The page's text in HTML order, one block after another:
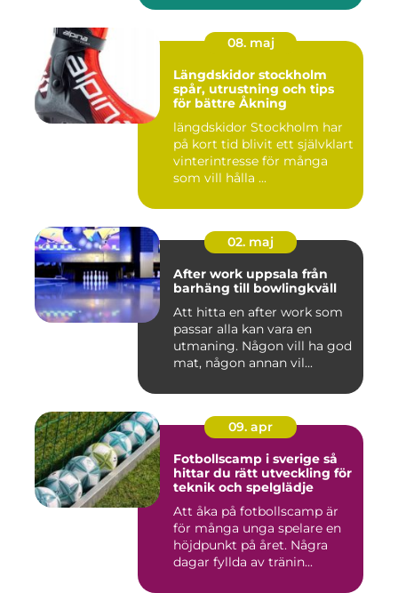
08. maj
Längdskidor stockholm
spår, utrustning och tips
för bättre Åkning
längdskidor Stockholm har
på kort tid blivit ett självklart
vinterintresse för många
som vill hålla ...
02. maj
After work uppsala från
barhäng till bowlingkväll
Att hitta en after work som
passar alla kan vara en
utmaning. Någon vill ha god
mat, någon annan vil...
09. apr
Fotbollscamp i sverige så
hittar du rätt utveckling för
teknik och spelglädje
Att åka på fotbollscamp är
för många unga spelare en
höjdpunkt på året. Några
dagar fyllda av tränin...